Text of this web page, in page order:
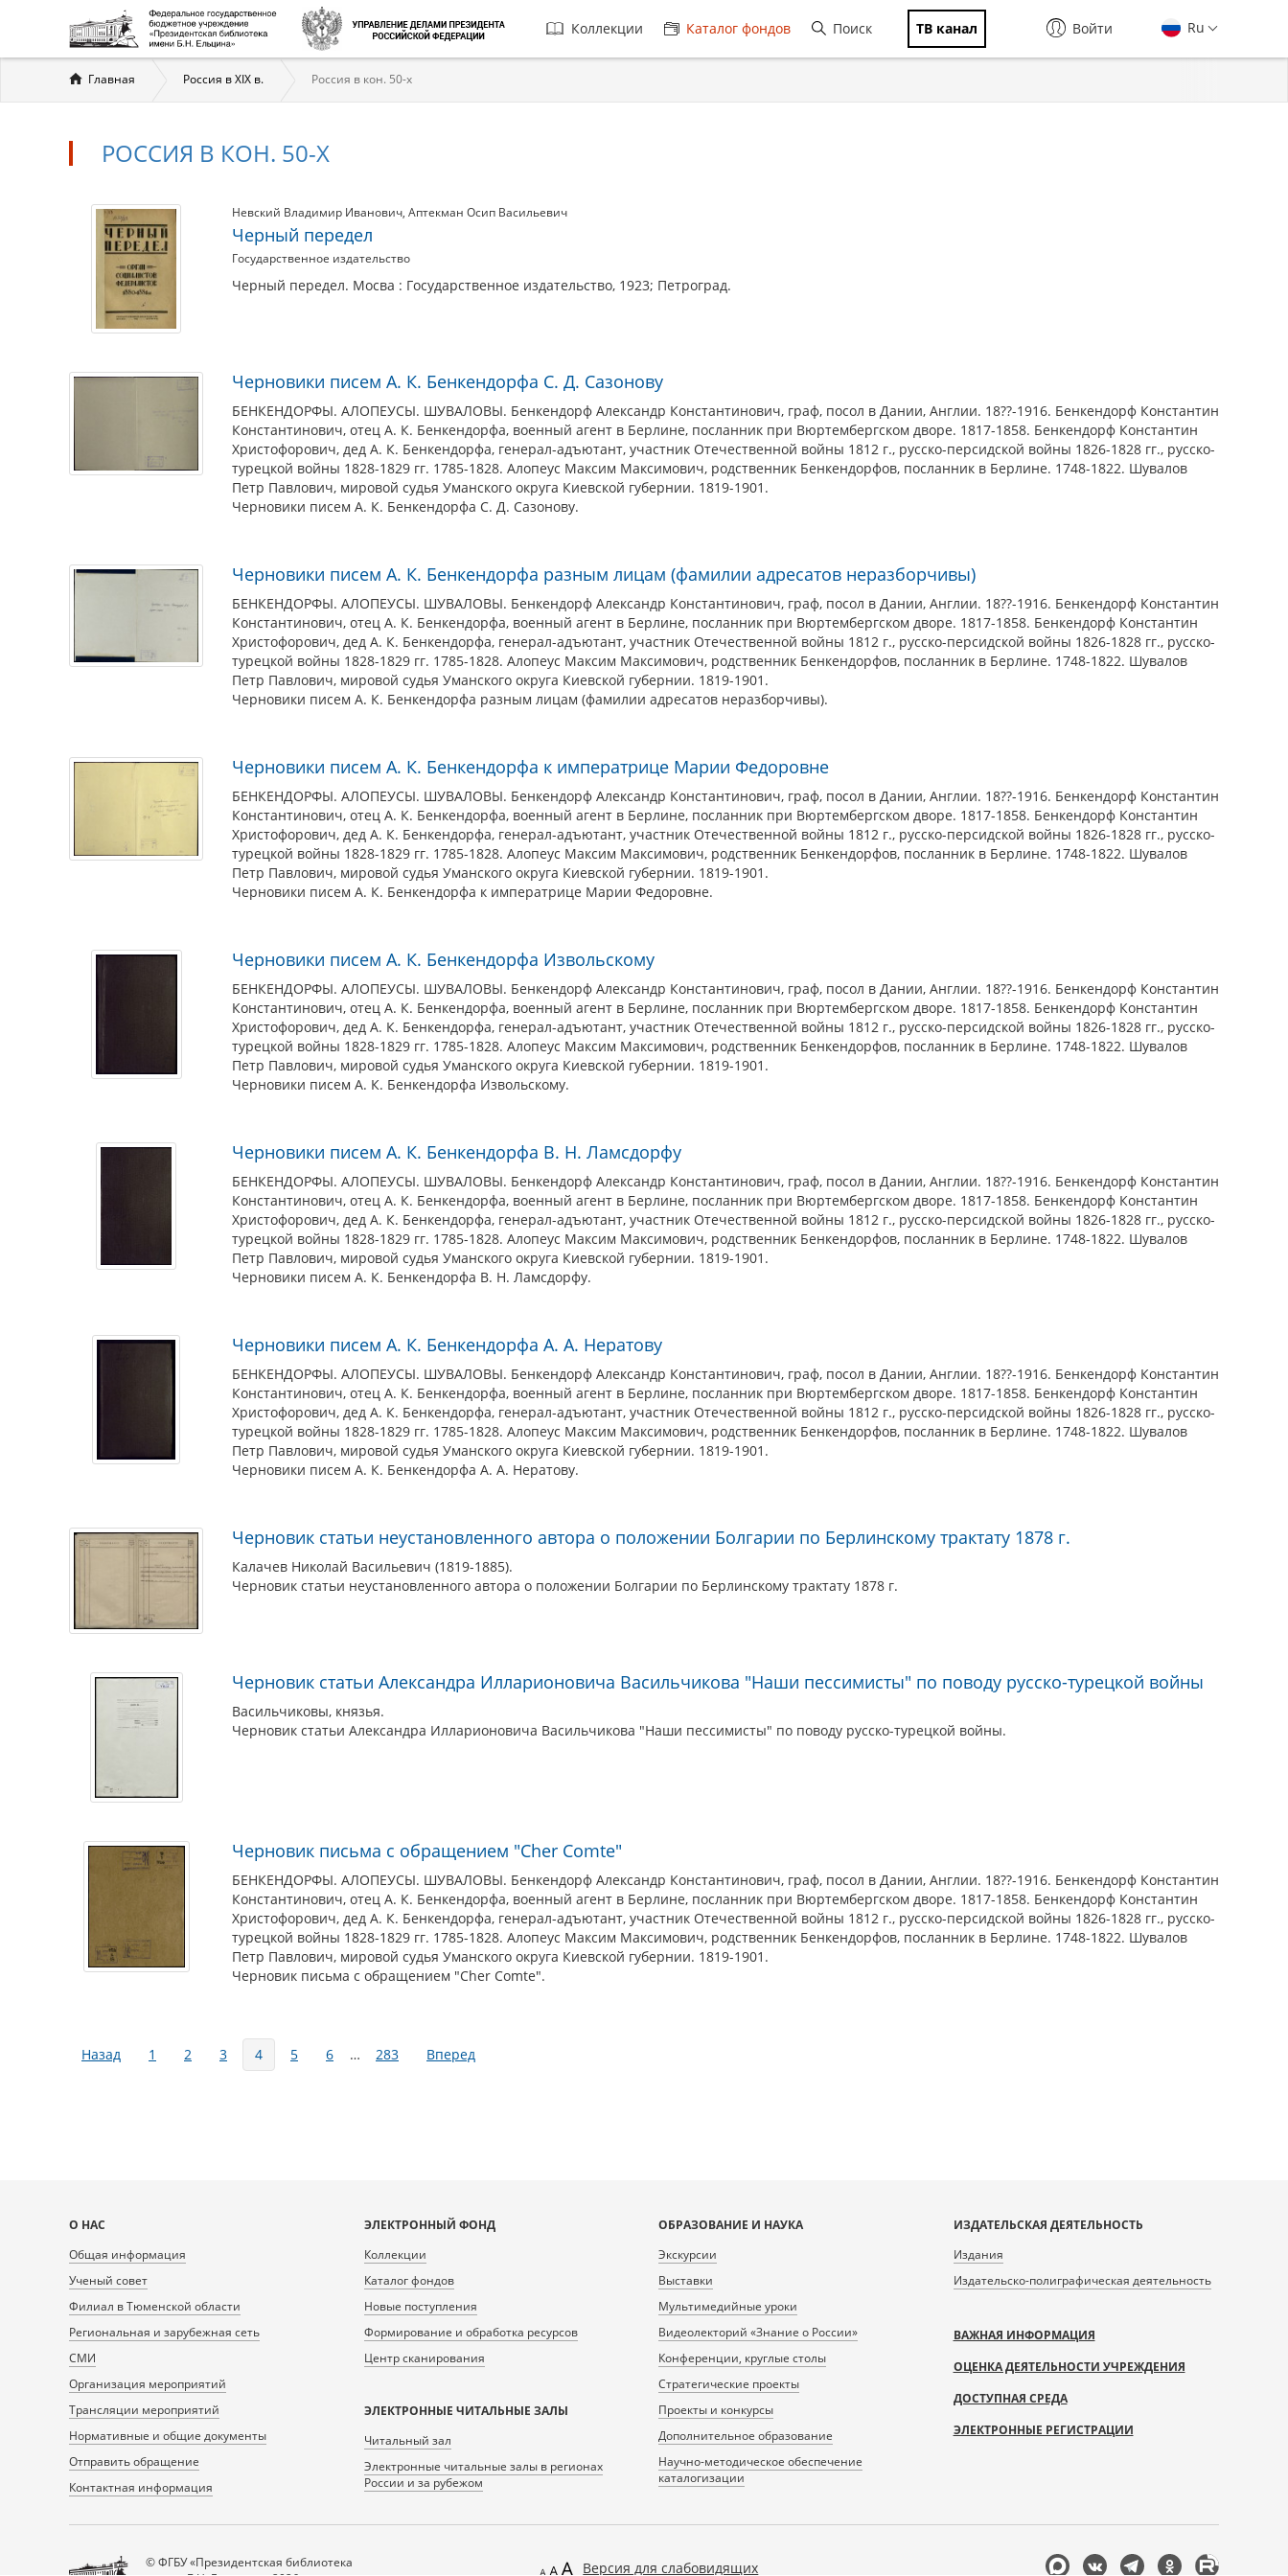
Главная
навигация
Коллекции Каталог фондов Поиск ТВ канал Ru
Войти
Вы
здесь
Главная Россия в XIX в. Россия в кон. 50-х
РОССИЯ В КОН. 50-Х
Россия
кон.
50-
х
Материалы
Невский Владимир Иванович Аптекман Осип Васильевич
Черный передел
Государственное издательство
Черный передел. Мосва : Государственное издательство, 1923; Петроград.
Черновики писем А. К. Бенкендорфа С. Д. Сазонову
БЕНКЕНДОРФЫ. АЛОПЕУСЫ. ШУВАЛОВЫ. Бенкендорф Александр Константинович, граф, посол в Дании, Англии. 18??-1916. Бенкендорф Константин
Константинович, отец А. К. Бенкендорфа, военный агент в Берлине, посланник при Вюртембергском дворе. 1817-1858. Бенкендорф Константин
Христофорович, дед А. К. Бенкендорфа, генерал-адъютант, участник Отечественной войны 1812 г., русско-персидской войны 1826-1828 гг., русско-
турецкой войны 1828-1829 гг. 1785-1828. Алопеус Максим Максимович, родственник Бенкендорфов, посланник в Берлине. 1748-1822. Шувалов
Петр Павлович, мировой судья Уманского округа Киевской губернии. 1819-1901.
Черновики писем А. К. Бенкендорфа С. Д. Сазонову.
Черновики писем А. К. Бенкендорфа разным лицам (фамилии адресатов неразборчивы)
БЕНКЕНДОРФЫ. АЛОПЕУСЫ. ШУВАЛОВЫ. Бенкендорф Александр Константинович, граф, посол в Дании, Англии. 18??-1916. Бенкендорф Константин
Константинович, отец А. К. Бенкендорфа, военный агент в Берлине, посланник при Вюртембергском дворе. 1817-1858. Бенкендорф Константин
Христофорович, дед А. К. Бенкендорфа, генерал-адъютант, участник Отечественной войны 1812 г., русско-персидской войны 1826-1828 гг., русско-
турецкой войны 1828-1829 гг. 1785-1828. Алопеус Максим Максимович, родственник Бенкендорфов, посланник в Берлине. 1748-1822. Шувалов
Петр Павлович, мировой судья Уманского округа Киевской губернии. 1819-1901.
Черновики писем А. К. Бенкендорфа разным лицам (фамилии адресатов неразборчивы).
Черновики писем А. К. Бенкендорфа к императрице Марии Федоровне
БЕНКЕНДОРФЫ. АЛОПЕУСЫ. ШУВАЛОВЫ. Бенкендорф Александр Константинович, граф, посол в Дании, Англии. 18??-1916. Бенкендорф Константин
Константинович, отец А. К. Бенкендорфа, военный агент в Берлине, посланник при Вюртембергском дворе. 1817-1858. Бенкендорф Константин
Христофорович, дед А. К. Бенкендорфа, генерал-адъютант, участник Отечественной войны 1812 г., русско-персидской войны 1826-1828 гг., русско-
турецкой войны 1828-1829 гг. 1785-1828. Алопеус Максим Максимович, родственник Бенкендорфов, посланник в Берлине. 1748-1822. Шувалов
Петр Павлович, мировой судья Уманского округа Киевской губернии. 1819-1901.
Черновики писем А. К. Бенкендорфа к императрице Марии Федоровне.
Черновики писем А. К. Бенкендорфа Извольскому
БЕНКЕНДОРФЫ. АЛОПЕУСЫ. ШУВАЛОВЫ. Бенкендорф Александр Константинович, граф, посол в Дании, Англии. 18??-1916. Бенкендорф Константин
Константинович, отец А. К. Бенкендорфа, военный агент в Берлине, посланник при Вюртембергском дворе. 1817-1858. Бенкендорф Константин
Христофорович, дед А. К. Бенкендорфа, генерал-адъютант, участник Отечественной войны 1812 г., русско-персидской войны 1826-1828 гг., русско-
турецкой войны 1828-1829 гг. 1785-1828. Алопеус Максим Максимович, родственник Бенкендорфов, посланник в Берлине. 1748-1822. Шувалов
Петр Павлович, мировой судья Уманского округа Киевской губернии. 1819-1901.
Черновики писем А. К. Бенкендорфа Извольскому.
Черновики писем А. К. Бенкендорфа В. Н. Ламcдорфу
БЕНКЕНДОРФЫ. АЛОПЕУСЫ. ШУВАЛОВЫ. Бенкендорф Александр Константинович, граф, посол в Дании, Англии. 18??-1916. Бенкендорф Константин
Константинович, отец А. К. Бенкендорфа, военный агент в Берлине, посланник при Вюртембергском дворе. 1817-1858. Бенкендорф Константин
Христофорович, дед А. К. Бенкендорфа, генерал-адъютант, участник Отечественной войны 1812 г., русско-персидской войны 1826-1828 гг., русско-
турецкой войны 1828-1829 гг. 1785-1828. Алопеус Максим Максимович, родственник Бенкендорфов, посланник в Берлине. 1748-1822. Шувалов
Петр Павлович, мировой судья Уманского округа Киевской губернии. 1819-1901.
Черновики писем А. К. Бенкендорфа В. Н. Ламcдорфу.
Черновики писем А. К. Бенкендорфа А. А. Нератову
БЕНКЕНДОРФЫ. АЛОПЕУСЫ. ШУВАЛОВЫ. Бенкендорф Александр Константинович, граф, посол в Дании, Англии. 18??-1916. Бенкендорф Константин
Константинович, отец А. К. Бенкендорфа, военный агент в Берлине, посланник при Вюртембергском дворе. 1817-1858. Бенкендорф Константин
Христофорович, дед А. К. Бенкендорфа, генерал-адъютант, участник Отечественной войны 1812 г., русско-персидской войны 1826-1828 гг., русско-
турецкой войны 1828-1829 гг. 1785-1828. Алопеус Максим Максимович, родственник Бенкендорфов, посланник в Берлине. 1748-1822. Шувалов
Петр Павлович, мировой судья Уманского округа Киевской губернии. 1819-1901.
Черновики писем А. К. Бенкендорфа А. А. Нератову.
Черновик статьи неустановленного автора о положении Болгарии по Берлинскому трактату 1878 г.
Калачев Николай Васильевич (1819-1885).
Черновик статьи неустановленного автора о положении Болгарии по Берлинскому трактату 1878 г.
Черновик статьи Александра Илларионовича Васильчикова "Наши пессимисты" по поводу русско-турецкой войны
Васильчиковы, князья.
Черновик статьи Александра Илларионовича Васильчикова "Наши пессимисты" по поводу русско-турецкой войны.
Черновик письма с обращением "Cher Comte"
БЕНКЕНДОРФЫ. АЛОПЕУСЫ. ШУВАЛОВЫ. Бенкендорф Александр Константинович, граф, посол в Дании, Англии. 18??-1916. Бенкендорф Константин
Константинович, отец А. К. Бенкендорфа, военный агент в Берлине, посланник при Вюртембергском дворе. 1817-1858. Бенкендорф Константин
Христофорович, дед А. К. Бенкендорфа, генерал-адъютант, участник Отечественной войны 1812 г., русско-персидской войны 1826-1828 гг., русско-
турецкой войны 1828-1829 гг. 1785-1828. Алопеус Максим Максимович, родственник Бенкендорфов, посланник в Берлине. 1748-1822. Шувалов
Петр Павлович, мировой судья Уманского округа Киевской губернии. 1819-1901.
Черновик письма с обращением "Cher Comte".
Страницы
Назад 1 2 3 4 5 6 … 283 Вперед
Карта
сайта
О НАС
Общая информация
Ученый совет
Филиал в Тюменской области
Региональная и зарубежная сеть
СМИ
Организация мероприятий
Трансляции мероприятий
Нормативные и общие документы
Отправить обращение
Контактная информация
ЭЛЕКТРОННЫЙ ФОНД
Коллекции
Каталог фондов
Новые поступления
Формирование и обработка ресурсов
Центр сканирования
ЭЛЕКТРОННЫЕ ЧИТАЛЬНЫЕ ЗАЛЫ
Читальный зал
Электронные читальные залы в регионах
России и за рубежом
ОБРАЗОВАНИЕ И НАУКА
Экскурсии
Выставки
Мультимедийные уроки
Видеолекторий «Знание о России»
Конференции, круглые столы
Стратегические проекты
Проекты и конкурсы
Дополнительное образование
Научно-методическое обеспечение
каталогизации
ИЗДАТЕЛЬСКАЯ ДЕЯТЕЛЬНОСТЬ
Издания
Издательско-полиграфическая деятельность
ВАЖНАЯ ИНФОРМАЦИЯ
ОЦЕНКА ДЕЯТЕЛЬНОСТИ УЧРЕЖДЕНИЯ
ДОСТУПНАЯ СРЕДА
ЭЛЕКТРОННЫЕ РЕГИСТРАЦИИ
© ФГБУ «Президентская библиотека
Версия для слабовидящих